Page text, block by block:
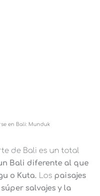
en Bali: Munduk
de Bali es un total
Bali diferente al que
o Kuta. Los paisajes
súper salvajes y la